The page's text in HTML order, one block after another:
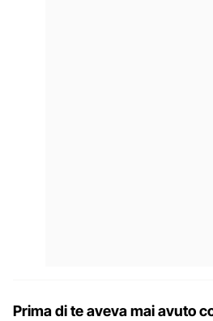
Prima di te aveva mai avuto